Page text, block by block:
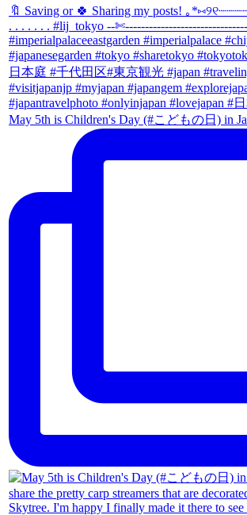
May 5th is Children's Day (#こどもの日) in Ja